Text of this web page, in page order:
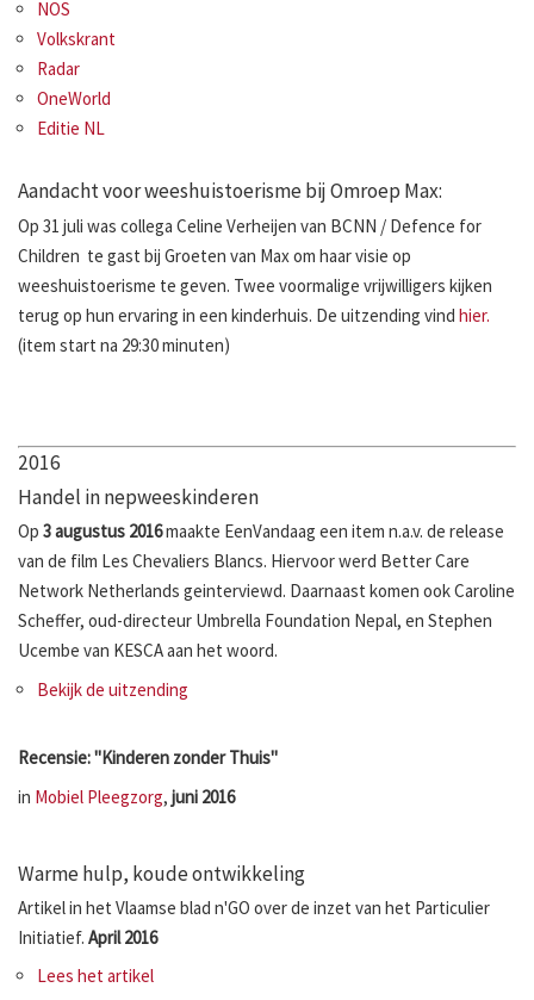
NOS
Volkskrant
Radar
OneWorld
Editie NL
Aandacht voor weeshuistoerisme bij Omroep Max:
Op 31 juli was collega Celine Verheijen van BCNN / Defence for
Children te gast bij Groeten van Max om haar visie op
weeshuistoerisme te geven. Twee voormalige vrijwilligers kijken
terug op hun ervaring in een kinderhuis. De uitzending vind hier.
(item start na 29:30 minuten)
2016
Handel in nepweeskinderen
Op 3 augustus 2016maakte EenVandaag een item n.a.v. de release
van de film Les Chevaliers Blancs. Hiervoor werd Better Care
Network Netherlands geinterviewd. Daarnaast komen ook Caroline
Scheffer, oud-directeur Umbrella Foundation Nepal, en Stephen
Ucembe van KESCA aan het woord.
Bekijk de uitzending
Recensie: "Kinderen zonder Thuis"
in Mobiel Pleegzorg, juni 2016
Warme hulp, koude ontwikkeling
Artikel in het Vlaamse blad n'GO over de inzet van het Particulier
Initiatief. April 2016
Lees het artikel